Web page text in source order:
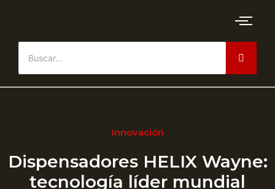
Innovación
Dispensadores HELIX Wayne:
tecnología líder mundial